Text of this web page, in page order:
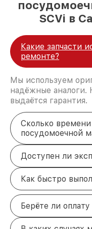
SCVi в
Какие запчасти
ремонте?
Мы используем
надёжные
выдаётся гарантия.
Сколько
посудомоечной
Доступен ли
Как быстро
Берёте ли